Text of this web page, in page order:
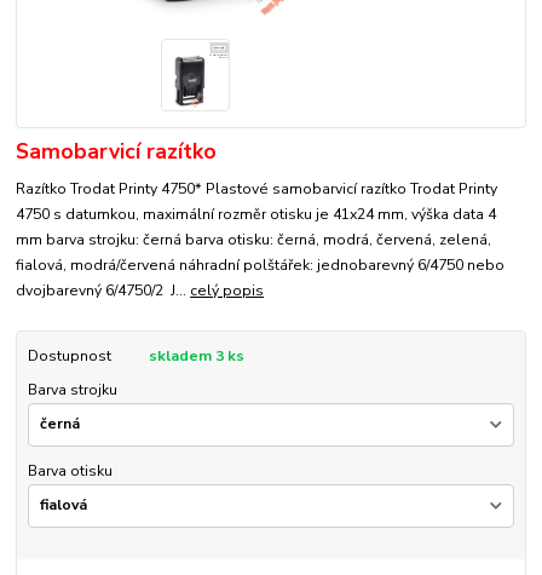
Samobarvicí razítko
Razítko Trodat Printy 4750* Plastové samobarvicí razítko Trodat Printy
4750 s datumkou, maximální rozměr otisku je 41x24 mm, výška data 4
mm barva strojku: černá barva otisku: černá, modrá, červená, zelená,
fialová, modrá/červená náhradní polštářek: jednobarevný 6/4750 nebo
dvojbarevný 6/4750/2 J... celý popis
Dostupnost
skladem 3 ks
Barva strojku
Barva otisku